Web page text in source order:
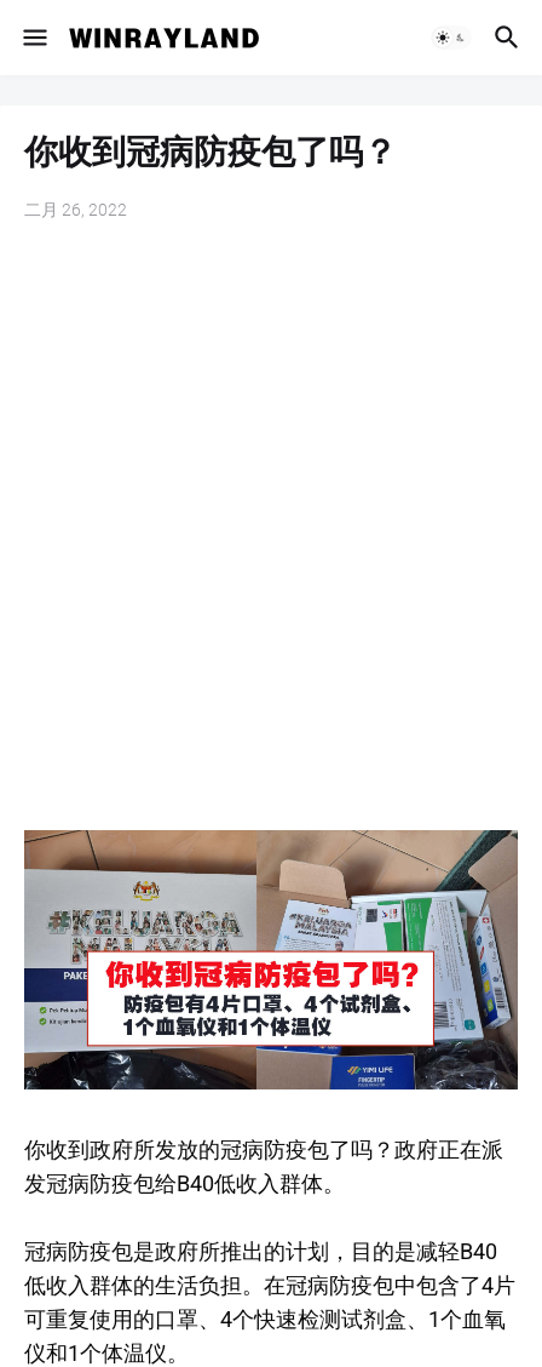
你收到冠病防疫包了吗？
二月 26, 2022
你收到政府所发放的冠病防疫包了吗？政府正在派
发冠病防疫包给B40低收入群体。
冠病防疫包是政府所推出的计划，目的是减轻B40
低收入群体的生活负担。在冠病防疫包中包含了4片
可重复使用的口罩、4个快速检测试剂盒、1个血氧
仪和1个体温仪。